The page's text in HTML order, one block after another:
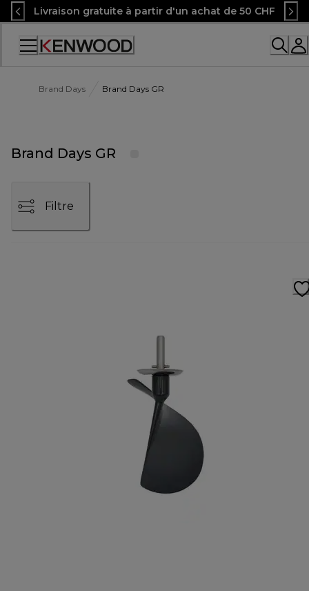
Skip
to
Content
Livraison gratuite à partir d'un achat de 50 CHF
Accessibility
Brand Days Brand Days GR
Brand Days GR
Filtre